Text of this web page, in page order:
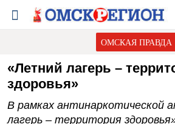
ОМСКАЯ ПРАВДА
«Летний лагерь –
здоровья»
В рамках антинаркотической
лагерь – территория